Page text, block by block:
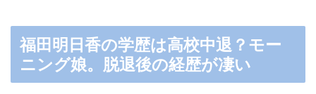
福田明日香の学歴は高校中退？モー
ニング娘。脱退後の経歴が凄い